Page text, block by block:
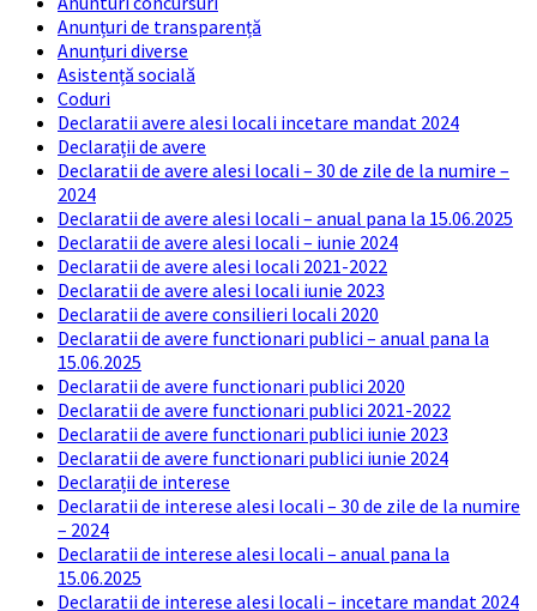
Anunțuri de transparență
Anunțuri diverse
Asistență socială
Coduri
Declaratii avere alesi locali incetare mandat 2024
Declarații de avere
Declaratii de avere alesi locali – 30 de zile de la numire –
2024
Declaratii de avere alesi locali – anual pana la 15.06.2025
Declaratii de avere alesi locali – iunie 2024
Declaratii de avere alesi locali 2021-2022
Declaratii de avere alesi locali iunie 2023
Declaratii de avere consilieri locali 2020
Declaratii de avere functionari publici – anual pana la
15.06.2025
Declaratii de avere functionari publici 2020
Declaratii de avere functionari publici 2021-2022
Declaratii de avere functionari publici iunie 2023
Declaratii de avere functionari publici iunie 2024
Declarații de interese
Declaratii de interese alesi locali – 30 de zile de la numire
– 2024
Declaratii de interese alesi locali – anual pana la
15.06.2025
Declaratii de interese alesi locali – incetare mandat 2024